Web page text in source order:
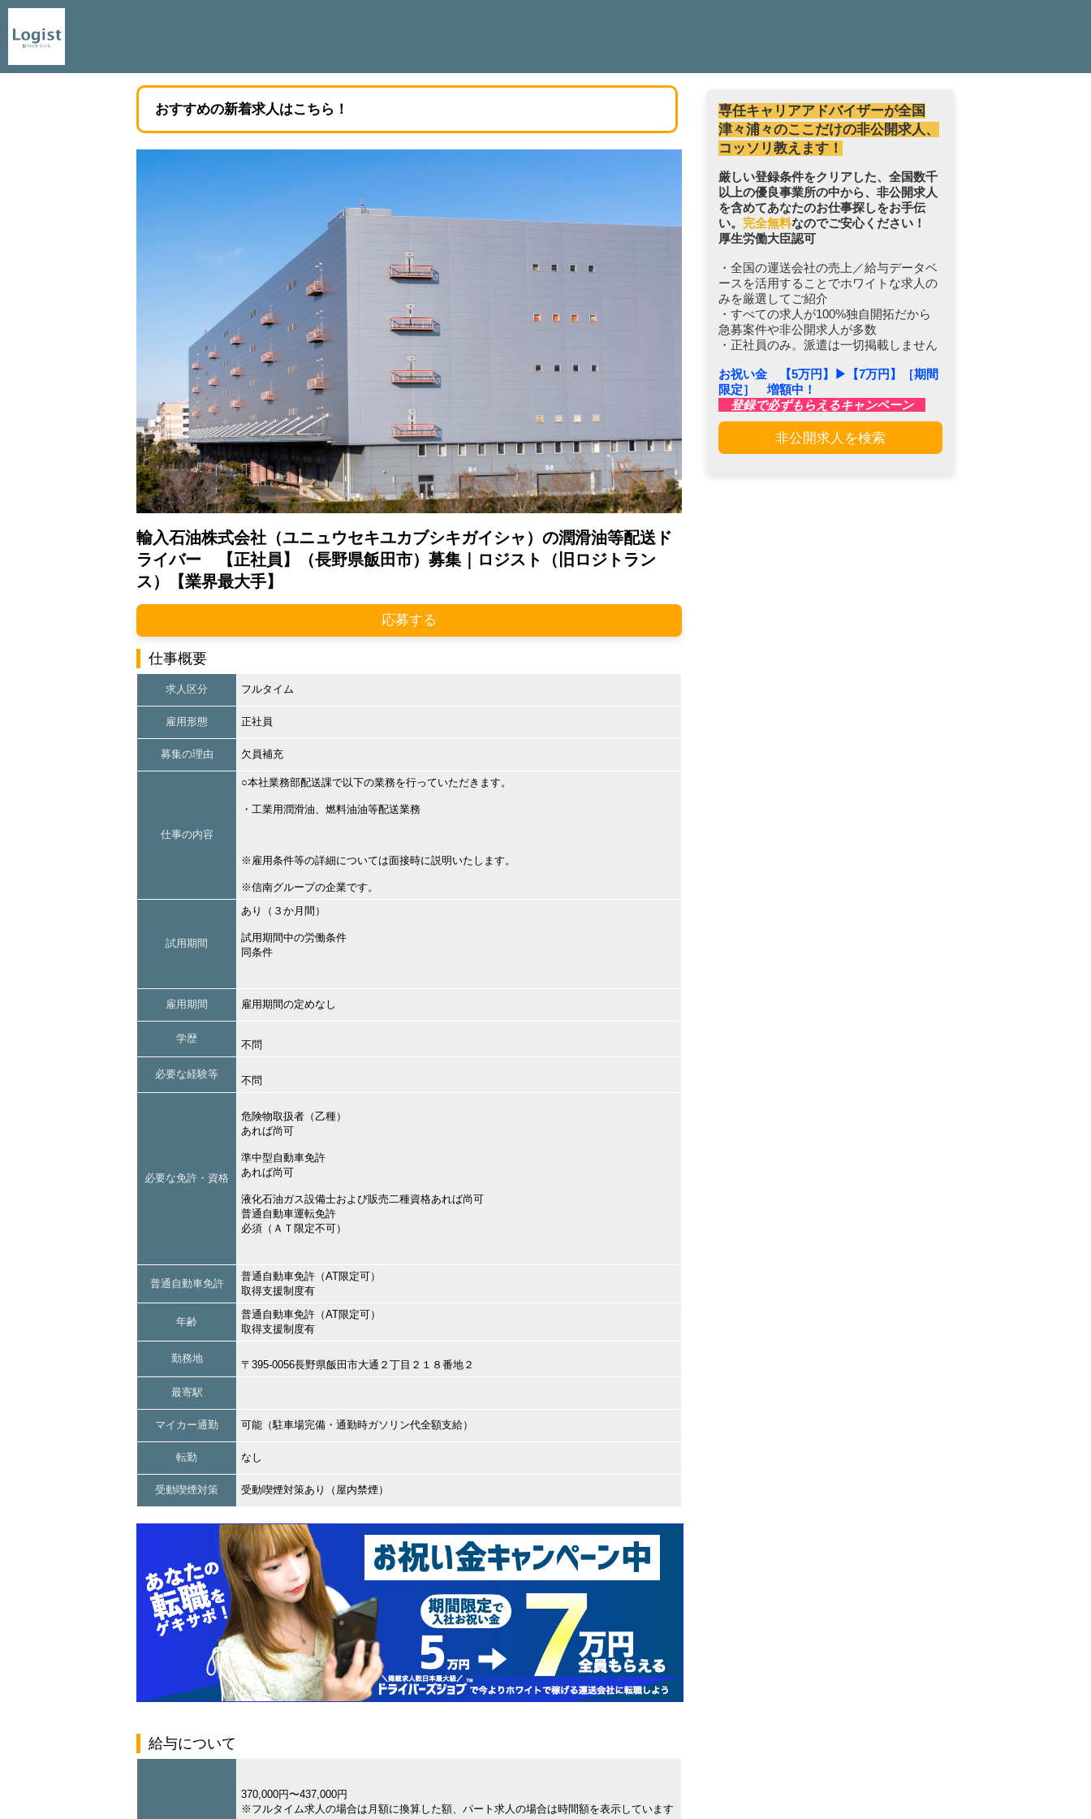
おすすめの新着求人はこちら！
輸入石油株式会社（ユニュウセキユカブシキガイシャ）の潤滑油等配送ド
ライバー 【正社員】（長野県飯田市）募集｜ロジスト（旧ロジトラン
ス）【業界最大手】
応募する
仕事概要
求人区分 フルタイム
雇用形態 正社員
募集の理由 欠員補充
仕事の内容
○本社業務部配送課で以下の業務を行っていただきます。
・工業用潤滑油、燃料油油等配送業務
※雇用条件等の詳細については面接時に説明いたします。
※信南グループの企業です。
試用期間
あり（３か月間）
試用期間中の労働条件
同条件
雇用期間 雇用期間の定めなし
学歴
不問
必要な経験等
不問
必要な免許・資格
危険物取扱者（乙種）
あれば尚可
準中型自動車免許
あれば尚可
液化石油ガス設備士および販売二種資格あれば尚可
普通自動車運転免許
必須（ＡＴ限定不可）
普通自動車免許
普通自動車免許（AT限定可）
取得支援制度有
年齢
普通自動車免許（AT限定可）
取得支援制度有
勤務地
〒395-0056長野県飯田市大通２丁目２１８番地２
最寄駅
マイカー通勤 可能（駐車場完備・通勤時ガソリン代全額支給）
転勤 なし
受動喫煙対策 受動喫煙対策あり（屋内禁煙）
給与について
370,000円〜437,000円
※フルタイム求人の場合は月額に換算した額、パート求人の場合は時間額を表示しています
専任キャリアアドバイザーが全国
津々浦々のここだけの非公開求人、
コッソリ教えます！
厳しい登録条件をクリアした、全国数千
以上の優良事業所の中から、非公開求人
を含めてあなたのお仕事探しをお手伝
い。 完全無料なのでご安心ください！
厚生労働大臣認可
・全国の運送会社の売上／給与データベ
ースを活用することでホワイトな求人の
みを厳選してご紹介
・すべての求人が100%独自開拓だから
急募案件や非公開求人が多数
・正社員のみ。派遣は一切掲載しません
お祝い金 【5万円】▶︎【7万円】［期間
限定］ 増額中！
登録で必ずもらえるキャンペーン
非公開求人を検索